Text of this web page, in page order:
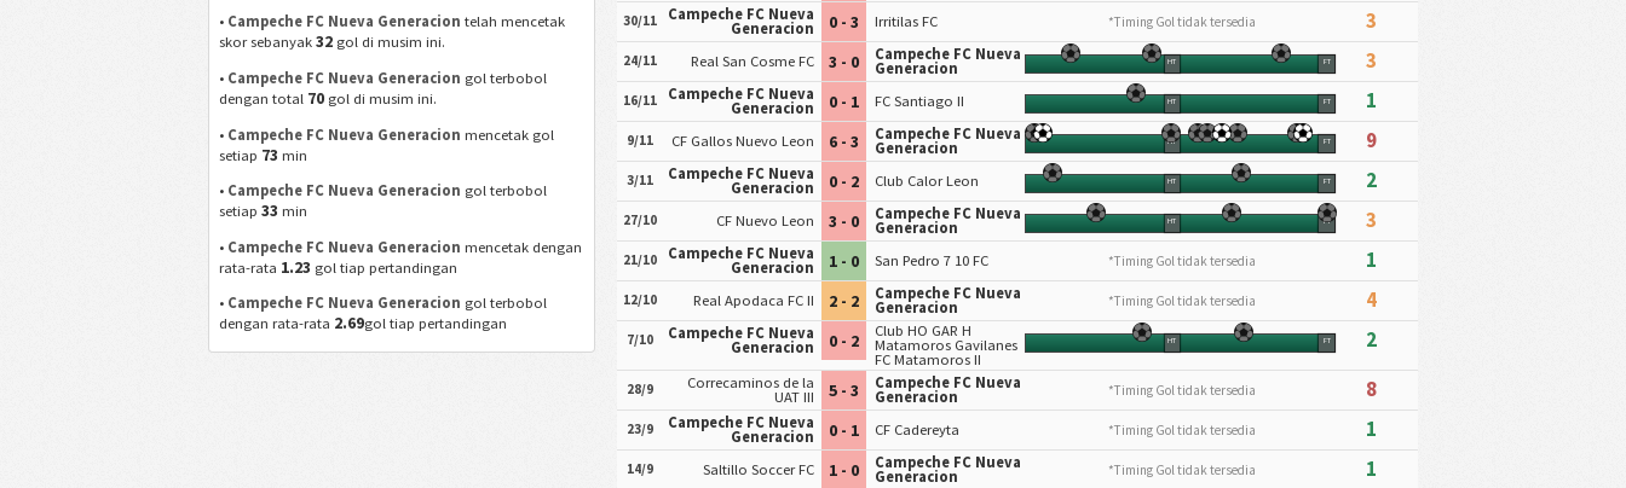
• Campeche FC Nueva Generacion telah mencetak
skor sebanyak32 gol di musim ini.
• Campeche FC Nueva Generacion gol terbobol
dengan total 70 gol di musim ini.
• Campeche FC Nueva Generacion mencetak gol
setiap 73 min
• Campeche FC Nueva Generacion gol terbobol
setiap33 min
• Campeche FC Nueva Generacion mencetak dengan
rata-rata 1.23 gol tiap pertandingan
• Campeche FC Nueva Generacion gol terbobol
dengan rata-rata 2.69gol tiap pertandingan
30/11
Campeche FC Nueva
Generacion
0 - 3 Irritilas FC *Timing Gol tidak tersedia 3
24/11 Real San Cosme FC 3 - 0
Campeche FC Nueva
Generacion
HT FT 3
16/11
Campeche FC Nueva
Generacion
0 - 1 FC Santiago II HT FT 1
9/11 CF Gallos Nuevo Leon 6 - 3
Campeche FC Nueva
Generacion
HT FT 9
3/11
Campeche FC Nueva
Generacion
0 - 2 Club Calor Leon HT FT 2
27/10 CF Nuevo Leon 3 - 0
Campeche FC Nueva
Generacion
HT FT 3
21/10
Campeche FC Nueva
Generacion
1 - 0 San Pedro 7 10 FC *Timing Gol tidak tersedia 1
12/10 Real Apodaca FC II 2 - 2
Campeche FC Nueva
Generacion
*Timing Gol tidak tersedia 4
7/10
Campeche FC Nueva
Generacion
0 - 2
Club HO GAR H
Matamoros Gavilanes
FC Matamoros II
HT FT 2
28/9
Correcaminos de la
UAT III
5 - 3
Campeche FC Nueva
Generacion
*Timing Gol tidak tersedia 8
23/9
Campeche FC Nueva
Generacion
0 - 1 CF Cadereyta *Timing Gol tidak tersedia 1
14/9 Saltillo Soccer FC 1 - 0
Campeche FC Nueva
Generacion
*Timing Gol tidak tersedia 1